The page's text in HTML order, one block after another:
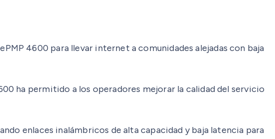
4600 para llevar internet a comunidades alejadas con baja
ha permitido a los operadores mejorar la calidad del servicio
enlaces inalámbricos de alta capacidad y baja latencia para